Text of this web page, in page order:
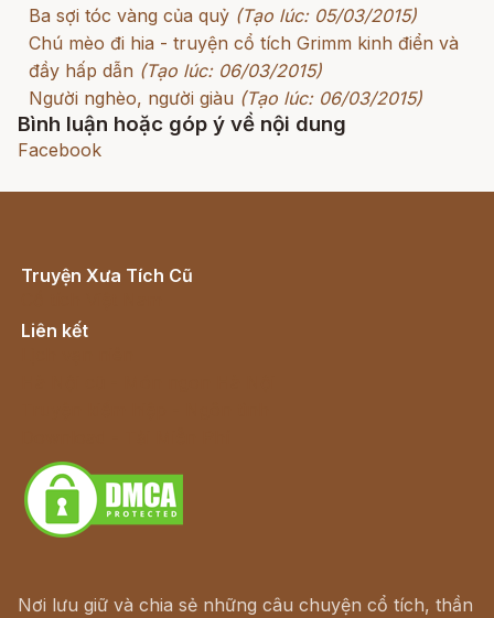
Ba sợi tóc vàng của quỷ (Tạo lúc: 05/03/2015)
Chú mèo đi hia - truyện cổ tích Grimm kinh điển và
đầy hấp dẫn (Tạo lúc: 06/03/2015)
Người nghèo, người giàu (Tạo lúc: 06/03/2015)
Bình luận hoặc góp ý về nội dung
Facebook
Truyện Xưa Tích Cũ
Liên kết
Nơi lưu giữ và chia sẻ những câu chuyện cổ tích, thần